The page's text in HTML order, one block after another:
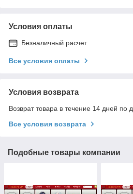
Условия оплаты
Безналичный расчет
Все условия оплаты
Условия возврата
Возврат товара в течение 14 дней по
Все условия возврата
Подобные товары компании